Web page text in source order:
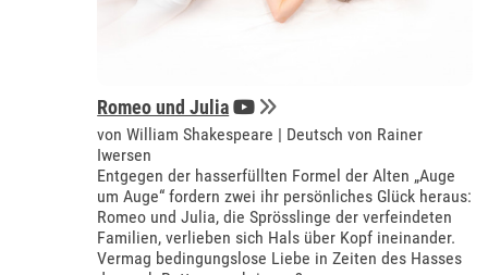
Romeo und Julia
von William Shakespeare | Deutsch von Rainer
Iwersen
Entgegen der hasserfüllten Formel der Alten „Auge
um Auge“ fordern zwei ihr persönliches Glück heraus:
Romeo und Julia, die Sprösslinge der verfeindeten
Familien, verlieben sich Hals über Kopf ineinander.
Vermag bedingungslose Liebe in Zeiten des Hasses